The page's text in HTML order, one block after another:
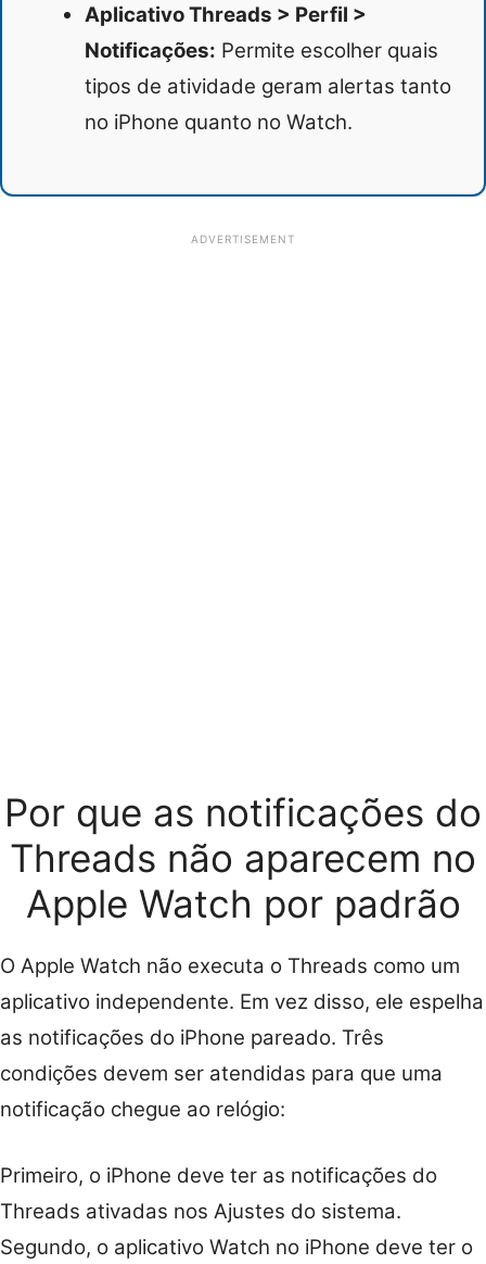
Aplicativo Threads > Perfil >
Notificações: Permite escolher quais
tipos de atividade geram alertas tanto
no iPhone quanto no Watch.
ADVERTISEMENT
Por que as notificações do
Threads não aparecem no
Apple Watch por padrão
O Apple Watch não executa o Threads como um
aplicativo independente. Em vez disso, ele espelha
as notificações do iPhone pareado. Três
condições devem ser atendidas para que uma
notificação chegue ao relógio:
Primeiro, o iPhone deve ter as notificações do
Threads ativadas nos Ajustes do sistema.
Segundo, o aplicativo Watch no iPhone deve ter o